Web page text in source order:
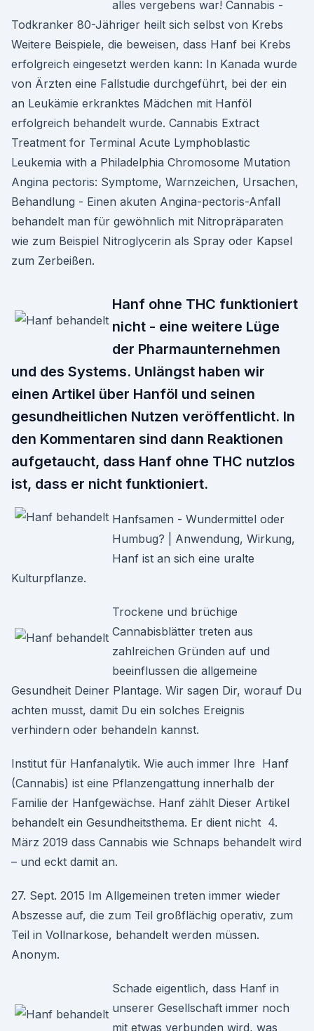
alles vergebens war! Cannabis -
Todkranker 80-Jähriger heilt sich selbst von Krebs
Weitere Beispiele, die beweisen, dass Hanf bei Krebs
erfolgreich eingesetzt werden kann: In Kanada wurde
von Ärzten eine Fallstudie durchgeführt, bei der ein
an Leukämie erkranktes Mädchen mit Hanföl
erfolgreich behandelt wurde. Cannabis Extract
Treatment for Terminal Acute Lymphoblastic
Leukemia with a Philadelphia Chromosome Mutation
Angina pectoris: Symptome, Warnzeichen, Ursachen,
Behandlung - Einen akuten Angina-pectoris-Anfall
behandelt man für gewöhnlich mit Nitropräparaten
wie zum Beispiel Nitroglycerin als Spray oder Kapsel
zum Zerbeißen.
Hanf ohne THC funktioniert
nicht - eine weitere Lüge
der Pharmaunternehmen
und des Systems. Unlängst haben wir
einen Artikel über Hanföl und seinen
gesundheitlichen Nutzen veröffentlicht. In
den Kommentaren sind dann Reaktionen
aufgetaucht, dass Hanf ohne THC nutzlos
ist, dass er nicht funktioniert.
Hanfsamen - Wundermittel oder
Humbug? | Anwendung, Wirkung,
Hanf ist an sich eine uralte
Kulturpflanze.
Trockene und brüchige
Cannabisblätter treten aus
zahlreichen Gründen auf und
beeinflussen die allgemeine
Gesundheit Deiner Plantage. Wir sagen Dir, worauf Du
achten musst, damit Du ein solches Ereignis
verhindern oder behandeln kannst.
Institut für Hanfanalytik. Wie auch immer Ihre Hanf
(Cannabis) ist eine Pflanzengattung innerhalb der
Familie der Hanfgewächse. Hanf zählt Dieser Artikel
behandelt ein Gesundheitsthema. Er dient nicht 4.
März 2019 dass Cannabis wie Schnaps behandelt wird
– und eckt damit an.
27. Sept. 2015 Im Allgemeinen treten immer wieder
Abszesse auf, die zum Teil großflächig operativ, zum
Teil in Vollnarkose, behandelt werden müssen.
Anonym.
Schade eigentlich, dass Hanf in
unserer Gesellschaft immer noch
mit etwas verbunden wird, was